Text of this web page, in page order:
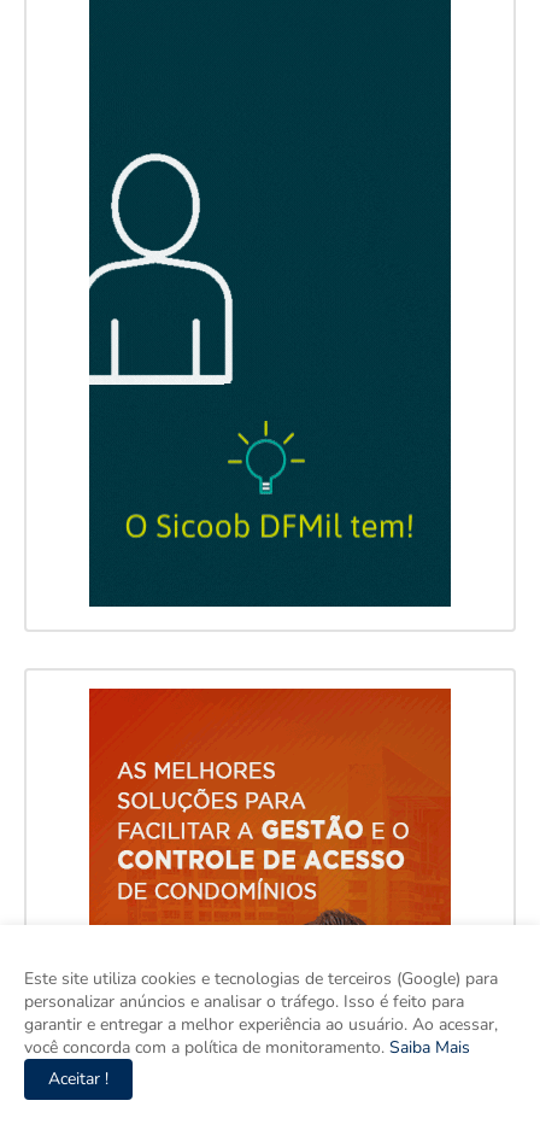
Este site utiliza cookies e tecnologias de terceiros (Google) para
personalizar anúncios e analisar o tráfego. Isso é feito para
garantir e entregar a melhor experiência ao usuário. Ao acessar,
você concorda com a política de monitoramento. Saiba Mais
Aceitar !